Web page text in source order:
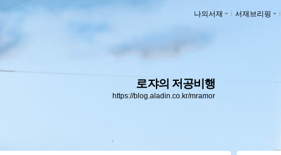
나의서재 ｌ 서재브리핑 ｌ
로쟈의 저공비행
https://blog.aladin.co.kr/mramor